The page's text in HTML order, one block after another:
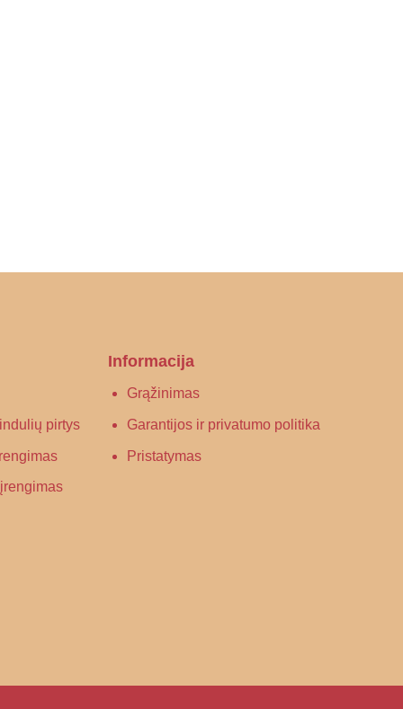
pirtys
Informacija
Grąžinimas
Garantijos ir privatumo politika
Pristatymas